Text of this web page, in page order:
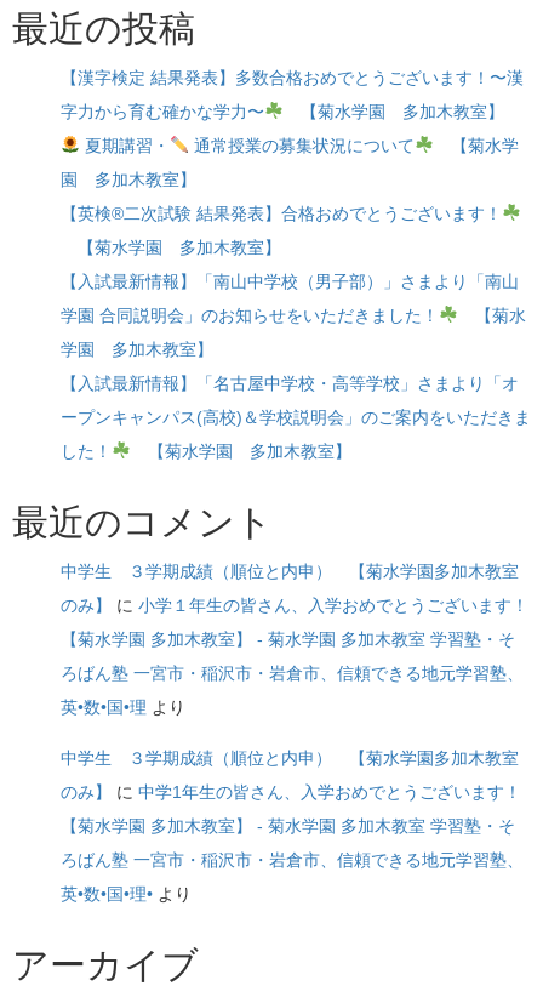
最近の投稿
【漢字検定 結果発表】多数合格おめでとうございます！〜漢
字力から育む確かな学力〜
【菊水学園 多加木教室】
夏期講習・
通常授業の募集状況について
【菊水学
園 多加木教室】
【英検®二次試験 結果発表】合格おめでとうございます！
【菊水学園 多加木教室】
【入試最新情報】「南山中学校（男子部）」さまより「南山
学園 合同説明会」のお知らせをいただきました！
【菊水
学園 多加木教室】
【入試最新情報】「名古屋中学校・高等学校」さまより「オ
ープンキャンパス(高校)＆学校説明会」のご案内をいただきま
した！
【菊水学園 多加木教室】
最近のコメント
中学生 ３学期成績（順位と内申） 【菊水学園多加木教室
のみ】
に 小学１年生の皆さん、入学おめでとうございます！
【菊水学園 多加木教室】 - 菊水学園 多加木教室 学習塾・そ
ろばん塾 一宮市・稲沢市・岩倉市、信頼できる地元学習塾、
英•数•国•理 より
中学生 ３学期成績（順位と内申） 【菊水学園多加木教室
のみ】
に 中学1年生の皆さん、入学おめでとうございます！
【菊水学園 多加木教室】 - 菊水学園 多加木教室 学習塾・そ
ろばん塾 一宮市・稲沢市・岩倉市、信頼できる地元学習塾、
英•数•国•理• より
アーカイブ